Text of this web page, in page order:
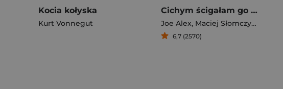
Kocia kołyska
Kurt Vonnegut
Cichym ścigałam go lotem
Joe Alex, Maciej Słomczyński
6,7 (2570)